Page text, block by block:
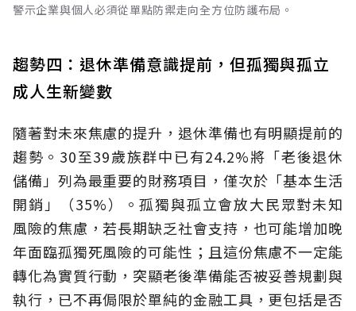
警示企業與個人必須從單點防禦走向全方位防護布局。
趨勢四：退休準備意識提前，但孤獨與孤立
成人生新變數
隨著對未來焦慮的提升，退休準備也有明顯提前的
趨勢。30至39歲族群中已有24.2%將「老後退休
儲備」列為最重要的財務項目，僅次於「基本生活
開銷」（35%）。孤獨與孤立會放大民眾對未知
風險的焦慮，若長期缺乏社會支持，也可能增加晚
年面臨孤獨死風險的可能性；且這份焦慮不一定能
轉化為實質行動，突顯老後準備能否被妥善規劃與
執行，已不再侷限於單純的金融工具，更包括是否